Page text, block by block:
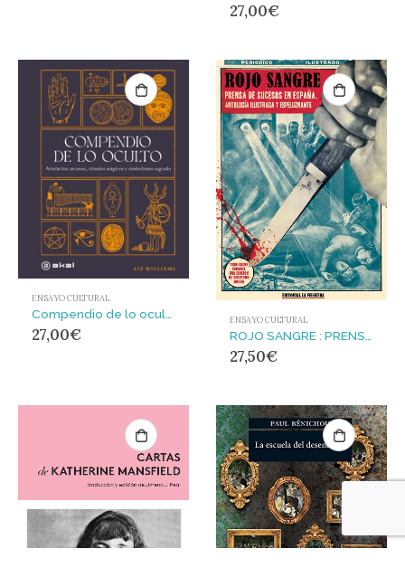
27,00€
ENSAYO CULTURAL
27,00€
ENSAYO CULTURAL
27,50€